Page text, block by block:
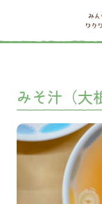
みそ汁（大